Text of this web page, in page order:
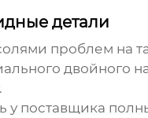
детали
проблем на
двойного
у поставщика